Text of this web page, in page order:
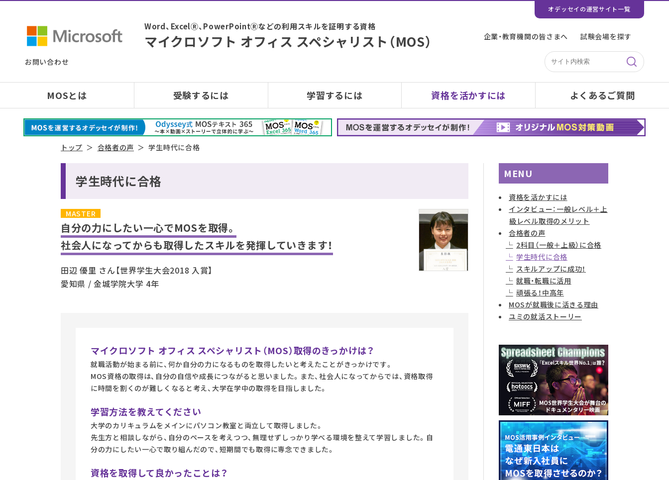
オデッセイの運営サイト一覧
Word、ExcelⓇ、PowerPointⓇなどの利用スキルを証明する資格
マイクロソフト オフィス スペシャリスト（MOS） 企業・教育機関の皆さまへ 試験会場を探す
お問い合わせ
MOSとは 受験するには 学習するには 資格を活かすには よくあるご質問
トップ 合格者の声 学生時代に合格
学生時代に合格
MASTER
自分の力にしたい一心でMOSを取得。
社会人になってからも取得したスキルを発揮していきます！
田辺 優里 さん【世界学生大会2018 入賞】
愛知県 / 金城学院大学 4年
マイクロソフト オフィス スペシャリスト（MOS）取得のきっかけは？
就職活動が始まる前に、何か自分の力になるものを取得したいと考えたことがきっかけです。
MOS資格の取得は、自分の自信や成長につながると思いました。また、社会人になってからでは、資格取得
に時間を割くのが難しくなると考え、大学在学中の取得を目指しました。
学習方法を教えてください
大学のカリキュラムをメインにパソコン教室と両立して取得しました。
先生方と相談しながら、自分のペースを考えつつ、無理せずしっかり学べる環境を整えて学習しました。自
分の力にしたい一心で取り組んだので、短期間でも取得に専念できました。
資格を取得して良かったことは？
MENU
資格を活かすには
インタビュー：一般レベル＋上
級レベル取得のメリット
合格者の声
2科目（一般＋上級）に合格
学生時代に合格
スキルアップに成功！
就職・転職に活用
頑張る！中高年
MOSが就職後に活きる理由
ユミの就活ストーリー